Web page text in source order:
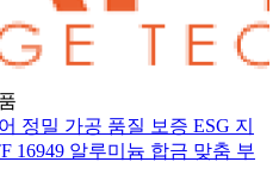
정밀 가공 품질 보증 ESG 지
16949 알루미늄 합금 맞춤 부